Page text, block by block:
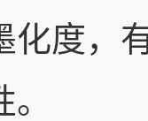
化度，